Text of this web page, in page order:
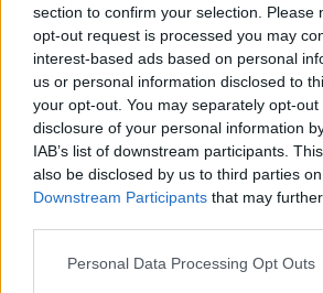
section to confirm your selection. Please
opt-out request is processed you may
interest-based ads based on personal
us or personal information disclosed to
your opt-out. You may separately opt-
disclosure of your personal information
IAB’s list of downstream participants.
also be disclosed by us to third parties
Downstream Participants that may
Please note that this website/app uses
Personal Data Processing Opt Outs
Két órát tárgyaltak,
Szólj hozzá!
A hozzászóláshoz be kell lépned!